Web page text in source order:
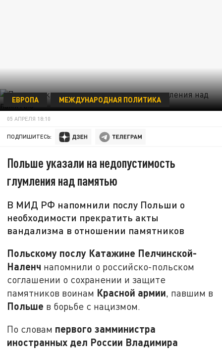
ЕВРОПА МЕЖДУНАРОДНАЯ ПОЛИТИКА
05 АПРЕЛЯ 18:10
ПОДПИШИТЕСЬ:
Польше указали на недопустимость
глумления над памятью
В МИД РФ напомнили послу Польши о
необходимости прекратить акты
вандализма в отношении памятников
Польскому послу Катажине Пелчинской-
Наленч напомнили о российско-польском
соглашении о сохранении и защите
памятников воинам Красной армии, павшим в
Польше в борьбе с нацизмом.
По словам первого замминистра
иностранных дел России Владимира